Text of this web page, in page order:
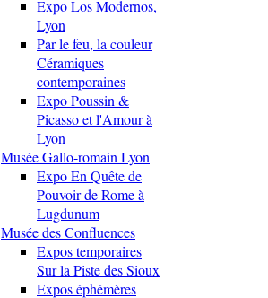
Expo Los Modernos,
Lyon
Par le feu, la couleur
Céramiques
contemporaines
Expo Poussin &
Picasso et l'Amour à
Lyon
Musée Gallo-romain Lyon
Expo En Quête de
Pouvoir de Rome à
Lugdunum
Musée des Confluences
Expos temporaires
Sur la Piste des Sioux
Expos éphémères